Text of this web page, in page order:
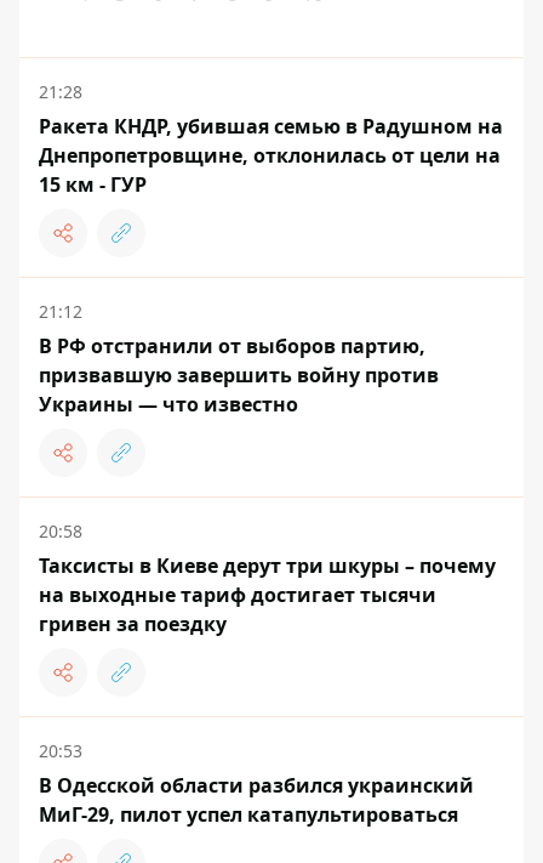
21:28
Ракета КНДР, убившая семью в Радушном на
Днепропетровщине, отклонилась от цели на
15 км - ГУР
21:12
В РФ отстранили от выборов партию,
призвавшую завершить войну против
Украины — что известно
20:58
Таксисты в Киеве дерут три шкуры – почему
на выходные тариф достигает тысячи
гривен за поездку
20:53
В Одесской области разбился украинский
МиГ-29, пилот успел катапультироваться